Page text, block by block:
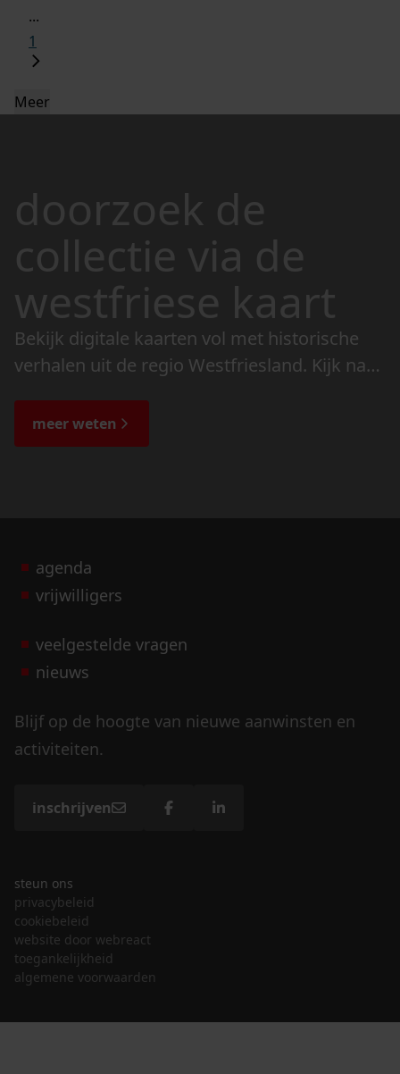
...
1
Meer
doorzoek de
collectie via de
westfriese kaart
Bekijk digitale kaarten vol met historische
verhalen uit de regio Westfriesland. Kijk naar
de bijzondere verhalen.
meer weten
agenda
vrijwilligers
veelgestelde vragen
nieuws
Blijf op de hoogte van nieuwe aanwinsten en
activiteiten.
inschrijven
steun ons
privacybeleid
cookiebeleid
website door webreact
toegankelijkheid
algemene voorwaarden